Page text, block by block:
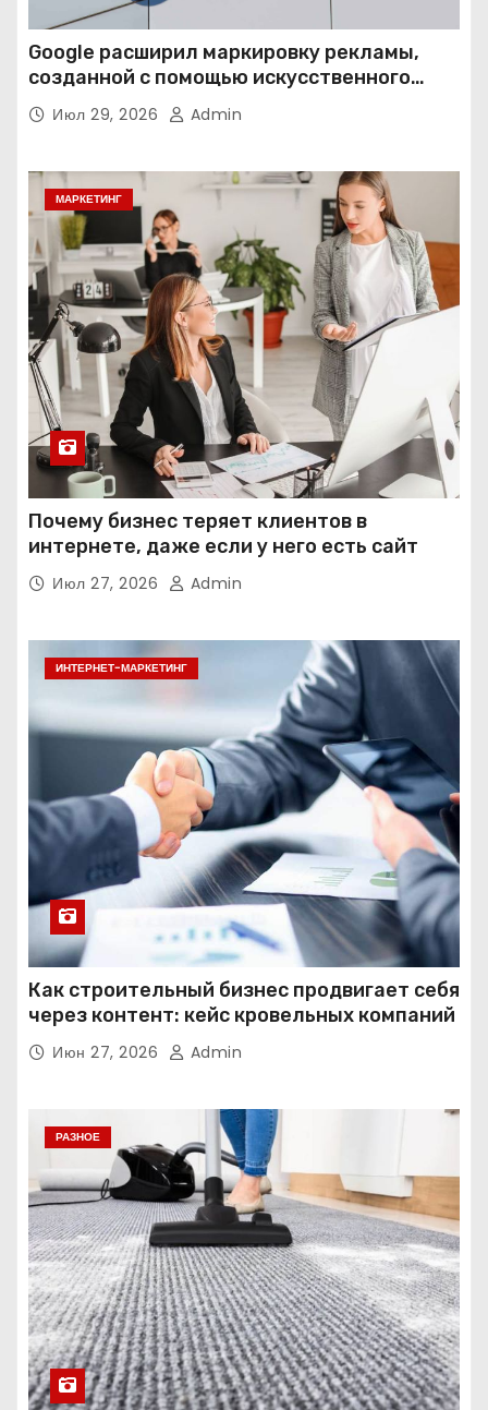
Google расширил маркировку рекламы,
созданной с помощью искусственного
интеллекта
Июл 29, 2026 Admin
МАРКЕТИНГ
Почему бизнес теряет клиентов в
интернете, даже если у него есть сайт
Июл 27, 2026 Admin
ИНТЕРНЕТ-МАРКЕТИНГ
Как строительный бизнес продвигает себя
через контент: кейс кровельных компаний
Июн 27, 2026 Admin
РАЗНОЕ